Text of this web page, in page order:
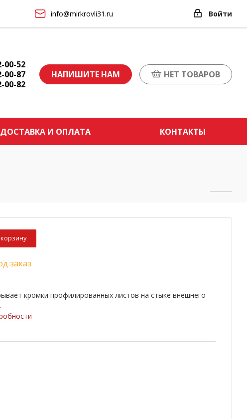
info@mirkrovli31.ru Войти
00-52
00-87
00-82
НАПИШИТЕ НАМ НЕТ ТОВАРОВ
ДОСТАВКА И ОПЛАТА КОНТАКТЫ
заказ
кромки профилированных листов на стыке внешнего